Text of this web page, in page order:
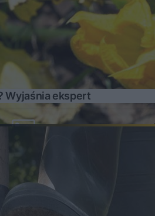
Wyjaśnia ekspert